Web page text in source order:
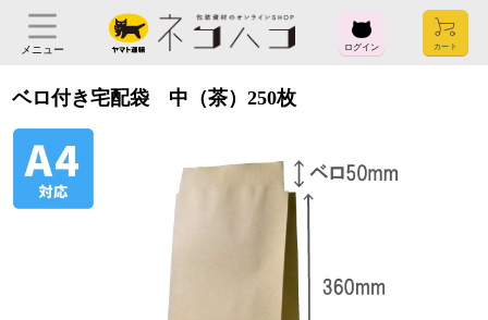
メニュー ログイン
ログイン
お問い合わせ
ご利用ガイド
ベロ付き宅配袋 中（茶）250枚